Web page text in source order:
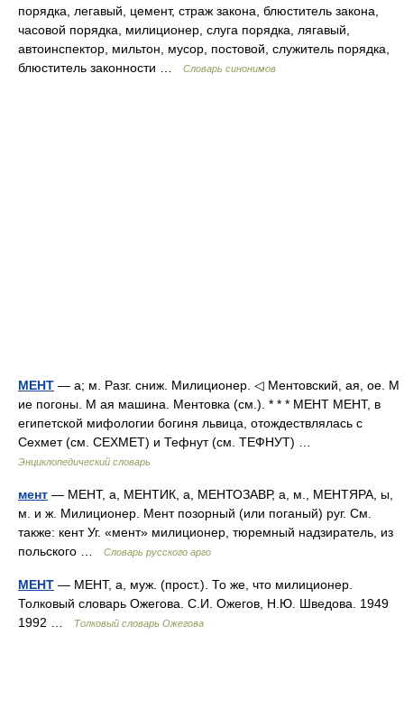
порядка, легавый, цемент, страж закона, блюститель закона,
часовой порядка, милиционер, слуга порядка, лягавый,
автоинспектор, мильтон, мусор, постовой, служитель порядка,
блюститель законности …
Словарь синонимов
МЕНТ — а; м. Разг. сниж. Милиционер. ◁ Ментовский, ая, ое. М
ие погоны. М ая машина. Ментовка (см.). * * * МЕНТ МЕНТ, в
египетской мифологии богиня львица, отождествлялась с
Сехмет (см. СЕХМЕТ) и Тефнут (см. ТЕФНУТ) …
Энциклопедический словарь
мент — МЕНТ, а, МЕНТИК, а, МЕНТОЗАВР, а, м., МЕНТЯРА, ы,
м. и ж. Милиционер. Мент позорный (или поганый) руг. См.
также: кент Уг. «мент» милиционер, тюремный надзиратель, из
польского …
Словарь русского арго
МЕНТ — МЕНТ, а, муж. (прост.). То же, что милиционер.
Толковый словарь Ожегова. С.И. Ожегов, Н.Ю. Шведова. 1949
1992 …
Толковый словарь Ожегова